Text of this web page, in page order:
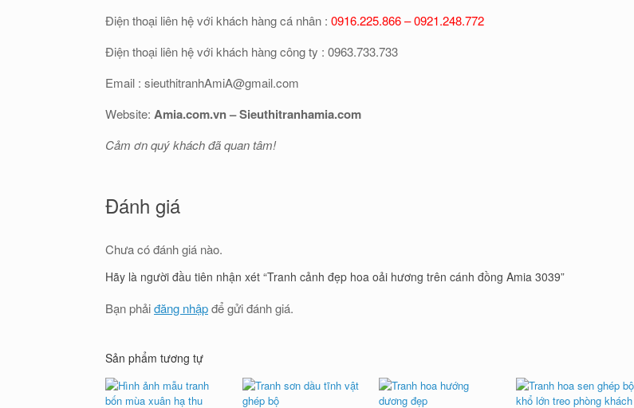
Điện thoại liên hệ với khách hàng cá nhân : 0916.225.866 – 0921.248.772
Điện thoại liên hệ với khách hàng công ty : 0963.733.733
Email : sieuthitranhAmiA@gmail.com
Website: Amia.com.vn – Sieuthitranhamia.com
Cảm ơn quý khách đã quan tâm!
Đánh giá
Chưa có đánh giá nào.
Hãy là người đầu tiên nhận xét “Tranh cảnh đẹp hoa oải hương trên cánh đồng Amia 3039”
Bạn phảiđăng nhậpđể gửi đánh giá.
Sản phẩm tương tự